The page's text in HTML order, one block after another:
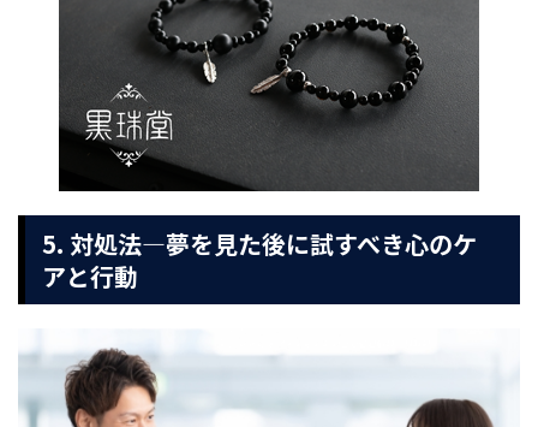
5. 対処法—夢を見た後に試すべき心のケ
アと行動